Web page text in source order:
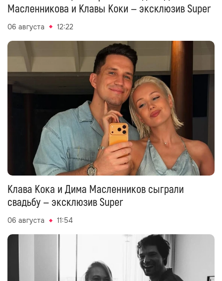
Масленникова и Клавы Коки — эксклюзив Super
06 августа 12:22
Клава Кока и Дима Масленников сыграли
свадьбу — эксклюзив Super
06 августа 11:54